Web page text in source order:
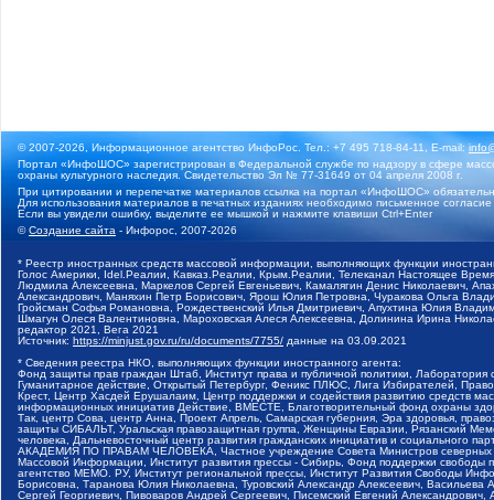
© 2007-2026, Информационное агентство ИнфоРос. Тел.: +7 495 718-84-11, E-mail:
Портал «ИнфоШОС» зарегистрирован в Федеральной службе по надзору в сфере
охраны культурного наследия. Свидетельство Эл № 77-31649 от 04 апреля 2008 г.
При цитировании и перепечатке материалов ссылка на портал «ИнфоШОС»
Для использования материалов в печатных изданиях необходимо письменное
Если вы увидели ошибку, выделите ее мышкой и нажмите клавиши Ctrl+Enter
©Создание сайта - Инфорос, 2007-2026
* Реестр иностранных средств массовой информации, выполняющих функции
Голос Америки, Idel.Реалии, Кавказ.Реалии, Крым.Реалии, Телеканал Настоящее
Людмила Алексеевна, Маркелов Сергей Евгеньевич, Камалягин Денис Николаевич,
Александрович, Маняхин Петр Борисович, Ярош Юлия Петровна, Чуракова Ольга
Гройсман Софья Романовна, Рождественский Илья Дмитриевич, Апухтина Юлия
Шмагун Олеся Валентиновна, Мароховская Алеся Алексеевна, Долинина Ирина
редактор 2021, Вега 2021
Источник: https://minjust.gov.ru/ru/documents/7755/ данные на 03.09.2021
* Сведения реестра НКО, выполняющих функции иностранного агента:
Фонд защиты прав граждан Штаб, Институт права и публичной политики,
Гуманитарное действие, Открытый Петербург, Феникс ПЛЮС, Лига Избирателей,
Крест, Центр Хасдей Ерушалаим, Центр поддержки и содействия развитию средств
информационных инициатив Действие, ВМЕСТЕ, Благотворительный фонд охраны
Так, центр Сова, центр Анна, Проект Апрель, Самарская губерния, Эра здоровья,
защиты СИБАЛЬТ, Уральская правозащитная группа, Женщины Евразии, Рязанский
человека, Дальневосточный центр развития гражданских инициатив и социального
АКАДЕМИЯ ПО ПРАВАМ ЧЕЛОВЕКА, Частное учреждение Совета Министров северных
Массовой Информации, Институт развития прессы - Сибирь, Фонд поддержки
агентство МЕМО. РУ, Институт региональной прессы, Институт Развития Свободы
Борисовна, Таранова Юлия Николаевна, Туровский Александр Алексеевич,
Сергей Георгиевич, Пивоваров Андрей Сергеевич, Писемский Евгений